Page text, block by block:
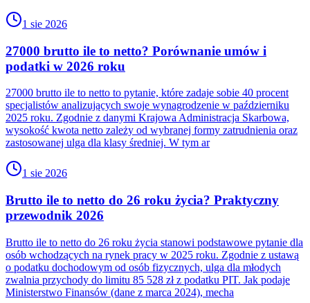
1 sie 2026
27000 brutto ile to netto? Porównanie umów i
podatki w 2026 roku
27000 brutto ile to netto to pytanie, które zadaje sobie 40 procent
specjalistów analizujących swoje wynagrodzenie w październiku
2025 roku. Zgodnie z danymi Krajowa Administracja Skarbowa,
wysokość kwota netto zależy od wybranej formy zatrudnienia oraz
zastosowanej ulga dla klasy średniej. W tym ar
1 sie 2026
Brutto ile to netto do 26 roku życia? Praktyczny
przewodnik 2026
Brutto ile to netto do 26 roku życia stanowi podstawowe pytanie dla
osób wchodzących na rynek pracy w 2025 roku. Zgodnie z ustawą
o podatku dochodowym od osób fizycznych, ulga dla młodych
zwalnia przychody do limitu 85 528 zł z podatku PIT. Jak podaje
Ministerstwo Finansów (dane z marca 2024), mecha